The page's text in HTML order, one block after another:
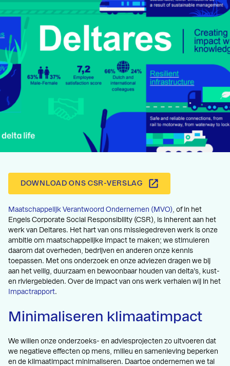
DOWNLOAD ONS CSR-VERSLAG
Maatschappelijk Verantwoord Ondernemen (MVO), of in het
Engels Corporate Social Responsibility (CSR), is inherent aan het
werk van Deltares. Het hart van ons missiegedreven werk is onze
ambitie om maatschappelijke impact te maken; we stimuleren
daarom dat overheden, bedrijven en anderen onze kennis
toepassen. Met ons onderzoek en onze adviezen dragen we bij
aan het veilig, duurzaam en bewoonbaar houden van delta’s, kust-
en riviergebieden. Over de impact van ons werk verhalen wij in het
Impactrapport.
Minimaliseren klimaatimpact
We willen onze onderzoeks- en adviesprojecten zo uitvoeren dat
we negatieve effecten op mens, milieu en samenleving beperken
en de klimaatimpact minimaliseren. Daartoe ondernemen we tal